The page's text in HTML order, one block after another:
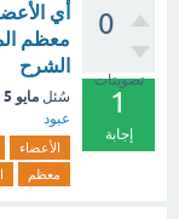
0
تصويتات
1
إجابة
أي
الشرح
سُئل مايو 5
عبود
الأعضاء
معظم